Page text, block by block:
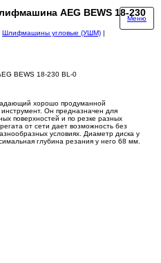
AEG BEWS 18-230
Меню
Шлифмашины угловые (УШМ) |
BEWS 18-230 BL-0
хорошо продуманной
Он предназначен для
поверхностей и по резке разных
от сети дает возможность без
условиях. Диаметр диска у
глубина резания у него 68 мм.